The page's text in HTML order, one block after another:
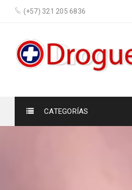
(+57) 321 205 6836
CATEGORÍAS